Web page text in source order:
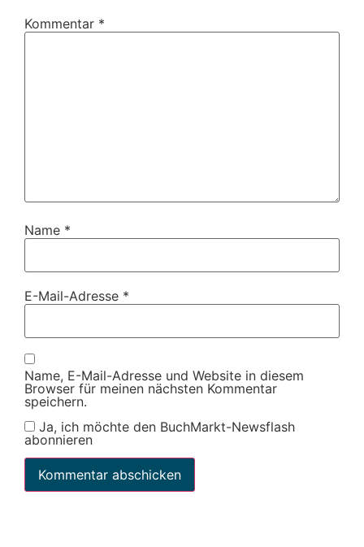
Kommentar *
Name *
E-Mail-Adresse *
Name, E-Mail-Adresse und Website in diesem
Browser für meinen nächsten Kommentar
speichern.
Ja, ich möchte den BuchMarkt-Newsflash
abonnieren